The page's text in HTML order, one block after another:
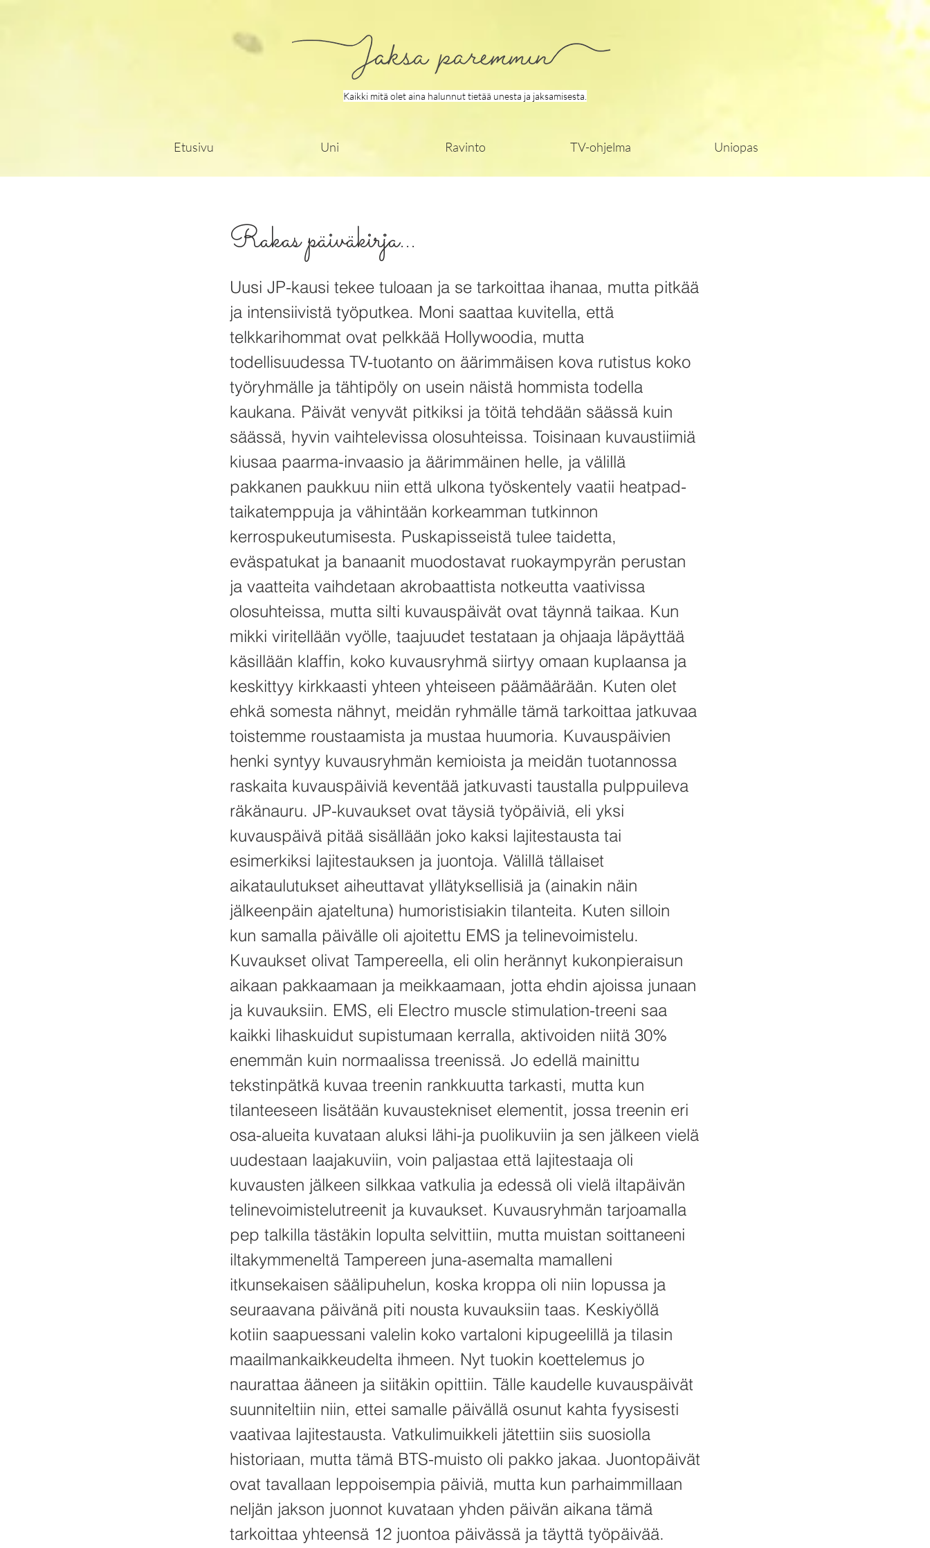
Kaikki mitä olet aina halunnut tietää unesta ja jaksamisesta.
Etusivu Uni Ravinto TV-ohjelma Uniopas
Rakas päiväkirja...
Uusi JP-kausi tekee tuloaan ja se tarkoittaa ihanaa, mutta pitkää
ja intensiivistä työputkea. Moni saattaa kuvitella, että
telkkarihommat ovat pelkkää Hollywoodia, mutta
todellisuudessa TV-tuotanto on äärimmäisen kova rutistus koko
työryhmälle ja tähtipöly on usein näistä hommista todella
kaukana. Päivät venyvät pitkiksi ja töitä tehdään säässä kuin
säässä, hyvin vaihtelevissa olosuhteissa. Toisinaan kuvaustiimiä
kiusaa paarma-invaasio ja äärimmäinen helle, ja välillä
pakkanen paukkuu niin että ulkona työskentely vaatii heatpad-
taikatemppuja ja vähintään korkeamman tutkinnon
kerrospukeutumisesta. Puskapisseistä tulee taidetta,
eväspatukat ja banaanit muodostavat ruokaympyrän perustan
ja vaatteita vaihdetaan akrobaattista notkeutta vaativissa
olosuhteissa, mutta silti kuvauspäivät ovat täynnä taikaa. Kun
mikki viritellään vyölle, taajuudet testataan ja ohjaaja läpäyttää
käsillään klaffin, koko kuvausryhmä siirtyy omaan kuplaansa ja
keskittyy kirkkaasti yhteen yhteiseen päämäärään. Kuten olet
ehkä somesta nähnyt, meidän ryhmälle tämä tarkoittaa jatkuvaa
toistemme roustaamista ja mustaa huumoria. Kuvauspäivien
henki syntyy kuvausryhmän kemioista ja meidän tuotannossa
raskaita kuvauspäiviä keventää jatkuvasti taustalla pulppuileva
räkänauru. JP-kuvaukset ovat täysiä työpäiviä, eli yksi
kuvauspäivä pitää sisällään joko kaksi lajitestausta tai
esimerkiksi lajitestauksen ja juontoja. Välillä tällaiset
aikataulutukset aiheuttavat yllätyksellisiä ja (ainakin näin
jälkeenpäin ajateltuna) humoristisiakin tilanteita. Kuten silloin
kun samalla päivälle oli ajoitettu EMS ja telinevoimistelu.
Kuvaukset olivat Tampereella, eli olin herännyt kukonpieraisun
aikaan pakkaamaan ja meikkaamaan, jotta ehdin ajoissa junaan
ja kuvauksiin. EMS, eli Electro muscle stimulation-treeni saa
kaikki lihaskuidut supistumaan kerralla, aktivoiden niitä 30%
enemmän kuin normaalissa treenissä. Jo edellä mainittu
tekstinpätkä kuvaa treenin rankkuutta tarkasti, mutta kun
tilanteeseen lisätään kuvaustekniset elementit, jossa treenin eri
osa-alueita kuvataan aluksi lähi-ja puolikuviin ja sen jälkeen vielä
uudestaan laajakuviin, voin paljastaa että lajitestaaja oli
kuvausten jälkeen silkkaa vatkulia ja edessä oli vielä iltapäivän
telinevoimistelutreenit ja kuvaukset. Kuvausryhmän tarjoamalla
pep talkilla tästäkin lopulta selvittiin, mutta muistan soittaneeni
iltakymmeneltä Tampereen juna-asemalta mamalleni
itkunsekaisen säälipuhelun, koska kroppa oli niin lopussa ja
seuraavana päivänä piti nousta kuvauksiin taas. Keskiyöllä
kotiin saapuessani valelin koko vartaloni kipugeelillä ja tilasin
maailmankaikkeudelta ihmeen. Nyt tuokin koettelemus jo
naurattaa ääneen ja siitäkin opittiin. Tälle kaudelle kuvauspäivät
suunniteltiin niin, ettei samalle päivällä osunut kahta fyysisesti
vaativaa lajitestausta. Vatkulimuikkeli jätettiin siis suosiolla
historiaan, mutta tämä BTS-muisto oli pakko jakaa. Juontopäivät
ovat tavallaan leppoisempia päiviä, mutta kun parhaimmillaan
neljän jakson juonnot kuvataan yhden päivän aikana tämä
tarkoittaa yhteensä 12 juontoa päivässä ja täyttä työpäivää.